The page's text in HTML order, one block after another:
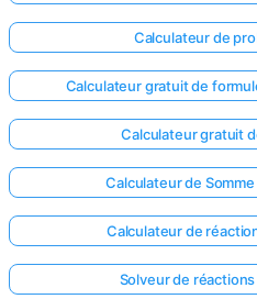
Calculateur de
Calculateur gratuit de
Calculateur gratuit
Calculateur de
Calculateur de
Solveur de